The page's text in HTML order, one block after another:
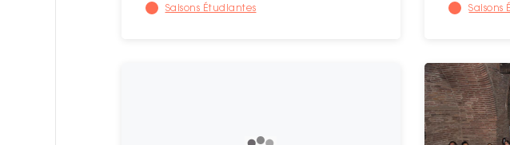
Saisons Étudiantes Saisons